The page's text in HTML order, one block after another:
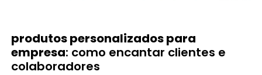
produtos personalizados para
empresa: como encantar clientes e
colaboradores